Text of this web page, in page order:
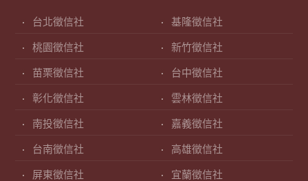
台北徵信社 基隆徵信社
桃園徵信社 新竹徵信社
苗栗徵信社 台中徵信社
彰化徵信社 雲林徵信社
南投徵信社 嘉義徵信社
台南徵信社 高雄徵信社
屏東徵信社 宜蘭徵信社